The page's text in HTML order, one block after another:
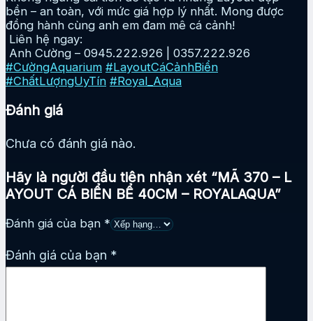
bền – an toàn, với mức giá hợp lý nhất. Mong được
đồng hành cùng anh em đam mê cá cảnh!
Liên hệ ngay:
Anh Cường – 0945.222.926 | 0357.222.926
#CườngAquarium #LayoutCáCảnhBiển
#ChấtLượngUyTín #Royal_Aqua
Đánh giá
Chưa có đánh giá nào.
Hãy là người đầu tiên nhận xét “MÃ 370 – L
AYOUT CÁ BIỂN BỂ 40CM – ROYALAQUA”
Đánh giá của bạn *
Đánh giá của bạn *